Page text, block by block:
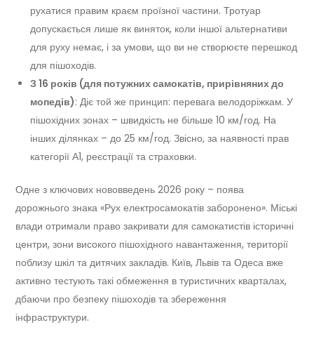
рухатися правим краєм проїзної частини. Тротуар
допускається лише як виняток, коли іншої альтернативи
для руху немає, і за умови, що ви не створюєте перешкод
для пішоходів.
З 16 років (для потужних самокатів, прирівняних до
мопедів): Діє той же принцип: перевага велодоріжкам. У
пішохідних зонах – швидкість не більше 10 км/год. На
інших ділянках – до 25 км/год. Звісно, за наявності прав
категорії А1, реєстрації та страховки.
Одне з ключових нововведень 2026 року – поява
дорожнього знака «Рух електросамокатів заборонено». Міські
влади отримали право закривати для самокатистів історичні
центри, зони високого пішохідного навантаження, території
поблизу шкіл та дитячих закладів. Київ, Львів та Одеса вже
активно тестують такі обмеження в туристичних кварталах,
дбаючи про безпеку пішоходів та збереження
інфраструктури.